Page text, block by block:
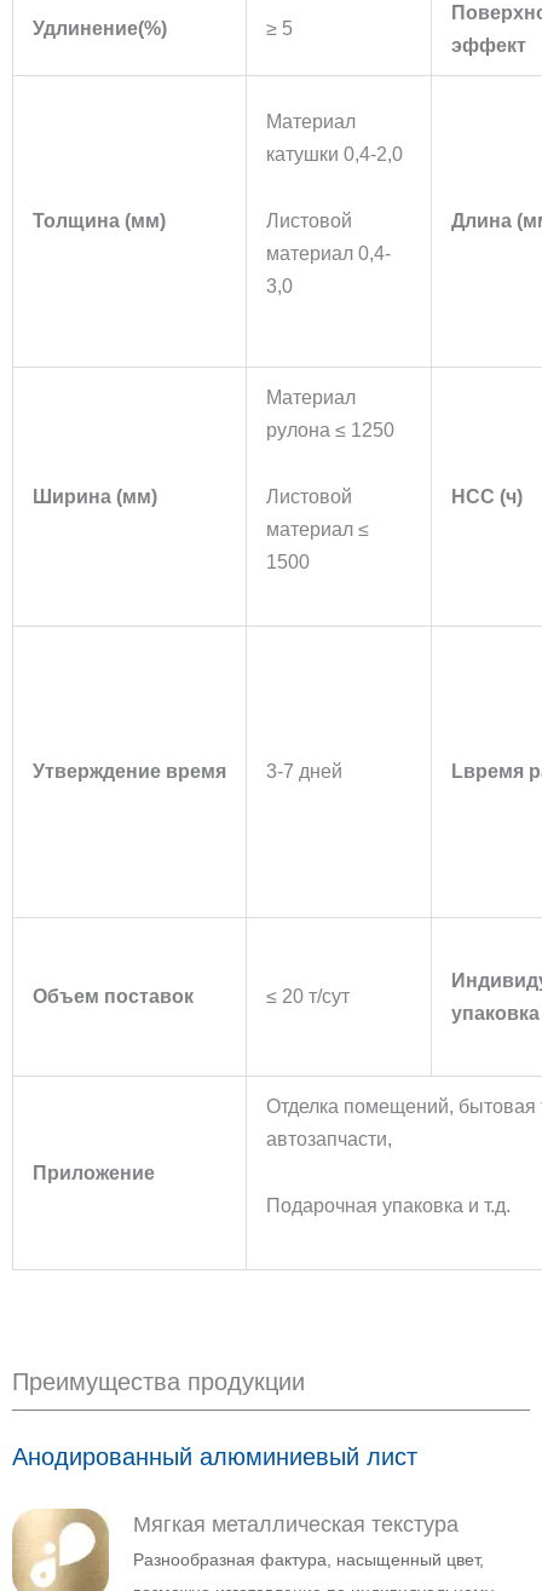
Удлинение(%) ≥ 5
эффект
Толщина (мм)
Материал
катушки 0,4-2,0
Листовой
материал 0,4-
3,0
Длина
Ширина (мм)
Материал
рулона ≤ 1250
Листовой
материал ≤
1500
НСС (ч)
Утверждение время 3-7 дней Lвремя
Объем поставок ≤ 20 т/сут
упаковка
Приложение
Отделка помещений, бытовая
автозапчасти,
Подарочная упаковка и т.д.
Преимущества продукции
Анодированный алюминиевый лист
Мягкая металлическая текстура
Разнообразная фактура, насыщенный цвет,